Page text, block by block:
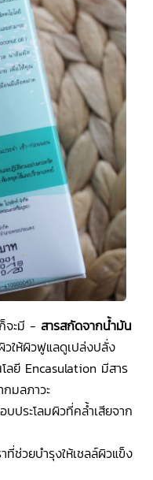
ก็จะมี -สารสกัดจากน้ำมัน
วให้ผิวฟูแลดูเปล่งปลั่ง
โลยี Encasulation มีสาร
มลภาวะ
ประโลมผิวที่คล้ำเสียจาก
ที่ช่วยบำรุงให้เชลล์ผิวแข็ง